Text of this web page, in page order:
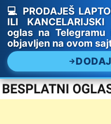
💻 PRODAJEŠ
ILI
oglas na Telegramu
objavljen na ovom